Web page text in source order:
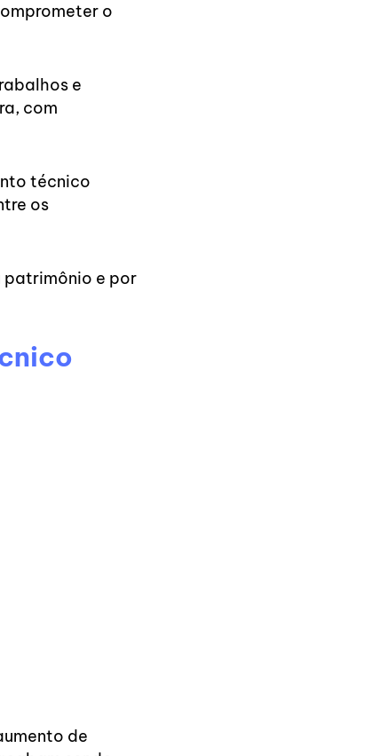
o
e
com
técnico
os
patrimônio e por
de